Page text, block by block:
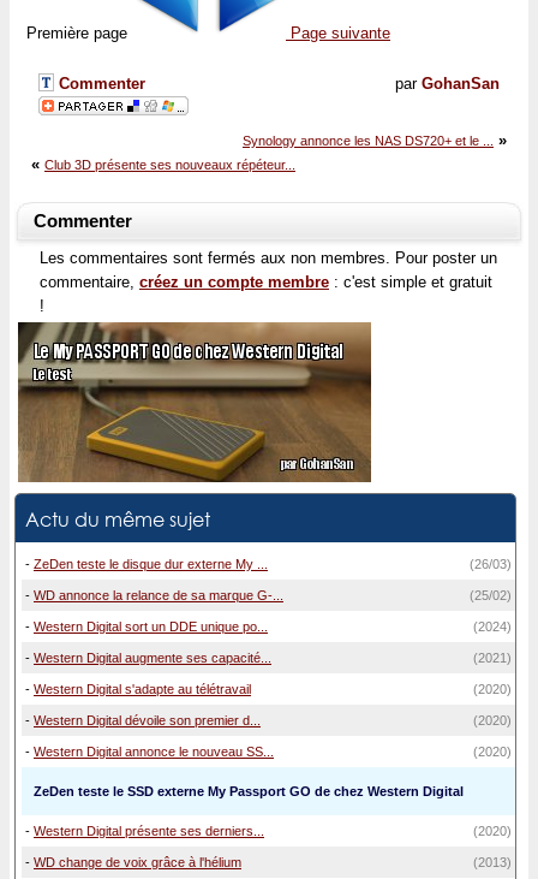
Première page Page suivante
par GohanSan
Commenter
Synology annonce les NAS DS720+ et le ...
»
« Club 3D présente ses nouveaux répéteur...
Commenter
Les commentaires sont fermés aux non membres. Pour poster un
commentaire, créez un compte membre : c'est simple et gratuit
!
Actu du même sujet
- ZeDen teste le disque dur externe My ... (26/03)
- WD annonce la relance de sa marque G-... (25/02)
- Western Digital sort un DDE unique po... (2024)
- Western Digital augmente ses capacité... (2021)
- Western Digital s'adapte au télétravail (2020)
- Western Digital dévoile son premier d... (2020)
- Western Digital annonce le nouveau SS... (2020)
ZeDen teste le SSD externe My Passport GO de chez Western Digital
- Western Digital présente ses derniers... (2020)
- WD change de voix grâce à l'hélium (2013)